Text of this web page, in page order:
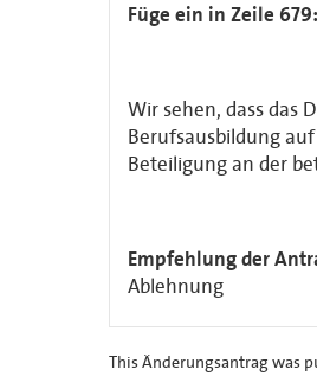
Füge ein in Zeile 679:
Wir sehen, dass das
Berufsausbildung
Beteiligung an der
Empfehlung der
Ablehnung
This Änderungsantrag was